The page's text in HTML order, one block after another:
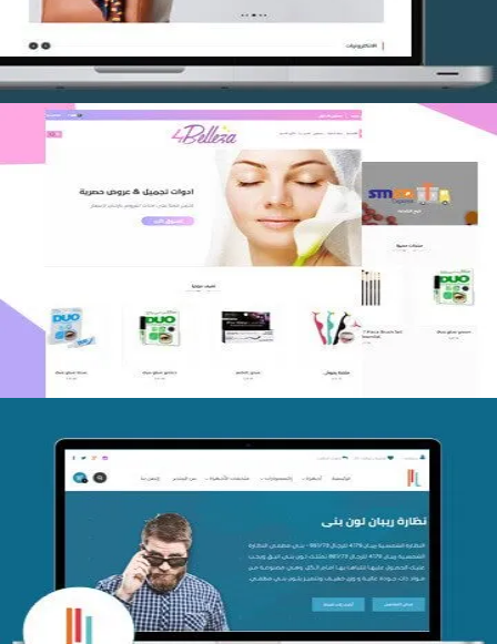
اعادة تصميم متجر فوربليزا
التفاصيل
تصميم متجر اي كير
التفاصيل